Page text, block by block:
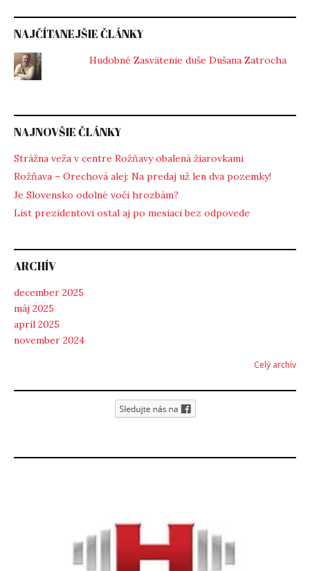
NAJČÍTANEJŠIE ČLÁNKY
Hudobné Zasvätenie duše Dušana Zatrocha
NAJNOVŠIE ČLÁNKY
Strážna veža v centre Rožňavy obalená žiarovkami
Rožňava – Orechová alej: Na predaj už len dva pozemky!
Je Slovensko odolné voči hrozbám?
List prezidentovi ostal aj po mesiaci bez odpovede
ARCHÍV
december 2025
máj 2025
apríl 2025
november 2024
Celý archív